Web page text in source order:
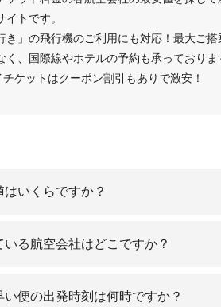
トです。
」の飛行機のご利用にも対応！最大ご
、国際線やホテルの予約も承っており
ケットはクーポン割引もありで激安！
いくらですか？
る航空会社はどこですか？
便の出発時刻は何時ですか？